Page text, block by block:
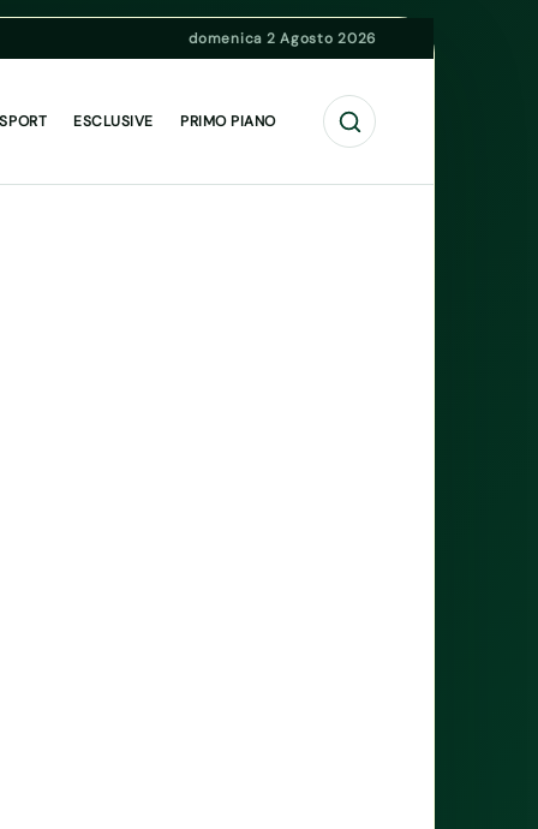
domenica 2 Agosto 2026
ESCLUSIVE PRIMO PIANO Cerca